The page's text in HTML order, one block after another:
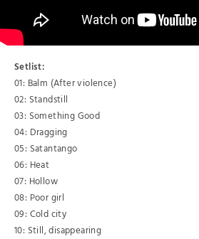
Setlist:
01: Balm (After violence)
02: Standstill
03: Something Good
04: Dragging
05: Satantango
06: Heat
07: Hollow
08: Poor girl
09: Cold city
10: Still, disappearing